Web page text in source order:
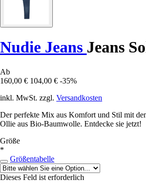
Nudie Jeans Jeans
Ab
160,00 € 104,00 € -35%
inkl. MwSt. zzgl. Versandkosten
Der perfekte Mix aus Komfort und Stil mit
Ollie aus Bio-Baumwolle. Entdecke sie jetzt!
Größe
*
Größentabelle
Dieses Feld ist erforderlich